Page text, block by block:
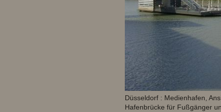
Düsseldorf : Medienhafen,
Hafenbrücke für Fußgänger